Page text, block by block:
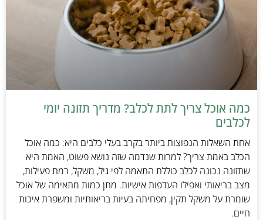
כמה אוכל צריך לתת לכלב? מדריך תזונה יומי
לכלבים
אחת השאלות הנפוצות ביותר בקרב בעלי כלבים היא: כמה אוכל
הכלב באמת צריך? למרות שנדמה שזה נושא פשוט, האמת היא
שתזונה נכונה לכלב כוללת התאמה לפי גיל, משקל, רמת פעילות,
מצב בריאותי ואפילו העדפות אישיות. מתן כמות מתאימה של אוכל
שומרת על משקל תקין, מפחיתה בעיות בריאותיות ומשפרת איכות
חיים.